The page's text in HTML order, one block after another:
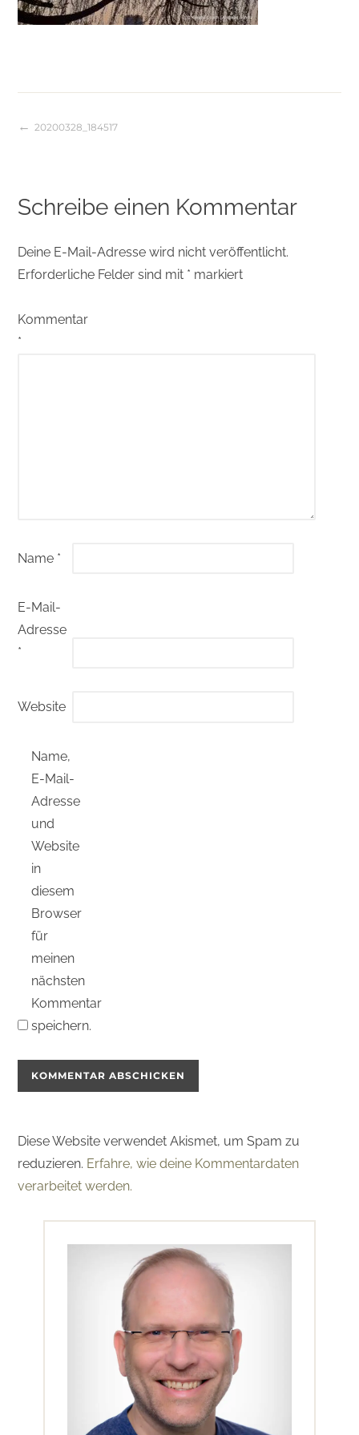
Beitragsnavigation
20200328_184517
Schreibe einen Kommentar
Deine E-Mail-Adresse wird nicht veröffentlicht.
Erforderliche Felder sind mit * markiert
Kommentar
*
Name *
E-Mail-
Adresse
*
Website
Name,
E-Mail-
Adresse
und
Website
in
diesem
Browser
für
meinen
nächsten
Kommentar
speichern.
Diese Website verwendet Akismet, um Spam zu
reduzieren. Erfahre, wie deine Kommentardaten
verarbeitet werden.